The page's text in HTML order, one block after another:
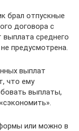
брал отпускные
договора с
выплата среднего
предусмотрена.
выплат
что ему
выплаты,
или можно в